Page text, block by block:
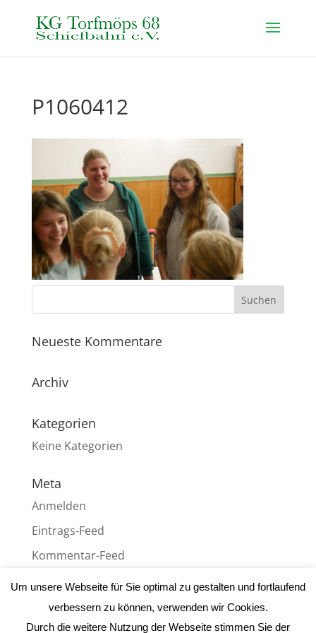
P1060412
Neueste Kommentare
Archiv
Kategorien
Keine Kategorien
Meta
Anmelden
Eintrags-Feed
Kommentar-Feed
WordPress.org
Um unsere Webseite für Sie optimal zu gestalten und fortlaufend
verbessern zu können, verwenden wir Cookies.
Durch die weitere Nutzung der Webseite stimmen Sie der